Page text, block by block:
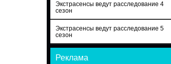
Экстрасенсы ведут расследование 4
сезон
Экстрасенсы ведут расследование 5
сезон
Реклама